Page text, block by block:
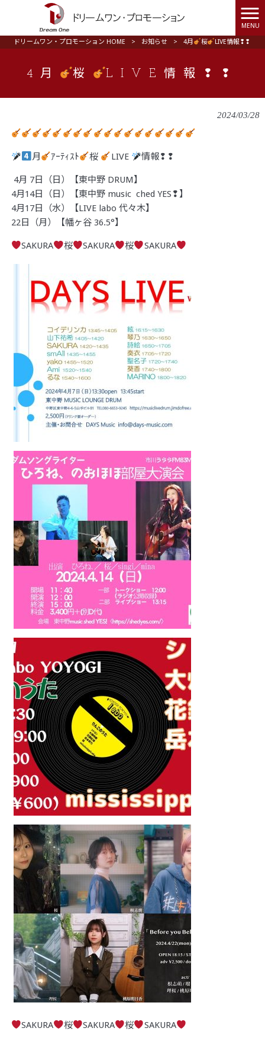
MENU
ドリームワン・プロモーション HOME > お知らせ > 4月 桜 LIVE情報❢❢
4月 桜 LIVE情報❢❢
2024/03/28
月 ｱｰﾃｨｽﾄ 桜 LIVE 情報❢❢
4月 7日（日）【東中野 DRUM】
4月14日（日）【東中野 music ched YES❢】
4月17日（水）【LIVE labo 代々木】
22日（月）【幡ヶ谷 36.5°】
SAKURA 桜 SAKURA 桜 SAKURA
SAKURA 桜 SAKURA 桜 SAKURA